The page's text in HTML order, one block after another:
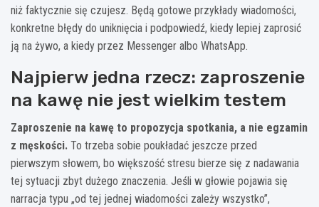
niż faktycznie się czujesz. Będą gotowe przykłady wiadomości,
konkretne błędy do uniknięcia i podpowiedź, kiedy lepiej zaprosić
ją na żywo, a kiedy przez Messenger albo WhatsApp.
Najpierw jedna rzecz: zaproszenie
na kawę nie jest wielkim testem
Zaproszenie na kawę to propozycja spotkania, a nie egzamin
z męskości. To trzeba sobie poukładać jeszcze przed
pierwszym słowem, bo większość stresu bierze się z nadawania
tej sytuacji zbyt dużego znaczenia. Jeśli w głowie pojawia się
narracja typu „od tej jednej wiadomości zależy wszystko”,